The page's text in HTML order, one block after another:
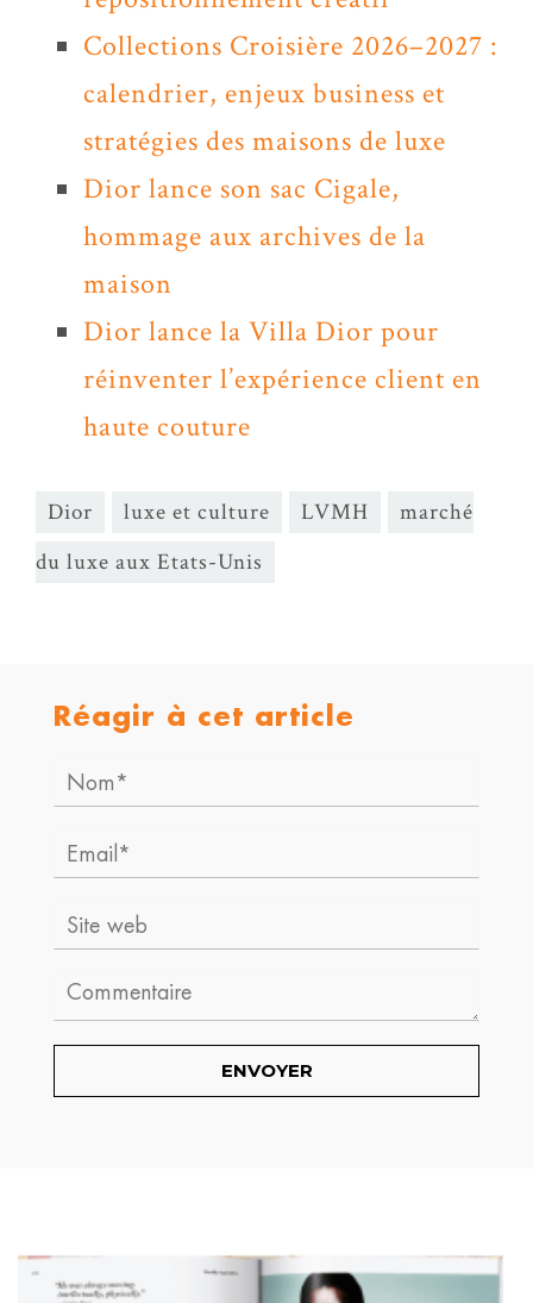
Collections Croisière 2026–2027 :
calendrier, enjeux business et
stratégies des maisons de luxe
Dior lance son sac Cigale,
hommage aux archives de la
maison
Dior lance la Villa Dior pour
réinventer l’expérience client en
haute couture
Dior luxe et culture LVMH
marché
du luxe aux Etats-Unis
Réagir à cet article
Nom*
Email*
Site
web
Comment